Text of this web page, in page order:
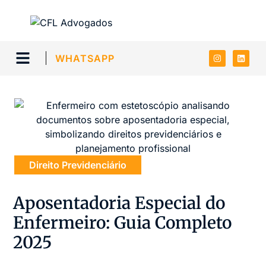
WHATSAPP
Direito Previdenciário
Aposentadoria Especial do
Enfermeiro: Guia Completo
2025